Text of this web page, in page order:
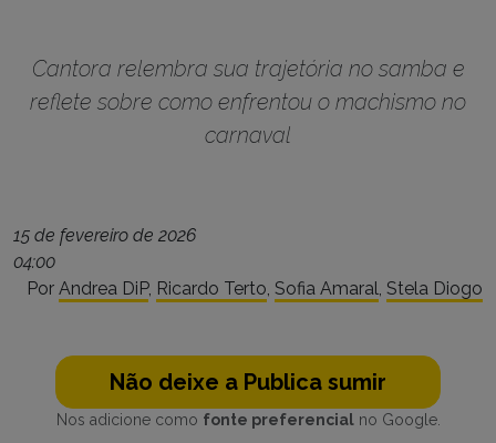
Cantora relembra sua trajetória no samba e
reflete sobre como enfrentou o machismo no
carnaval
15 de fevereiro de 2026
04:00
Por Andrea DiP, Ricardo Terto, Sofia Amaral, Stela Diogo
Não deixe a Publica sumir
Nos adicione como fonte preferencialno Google.